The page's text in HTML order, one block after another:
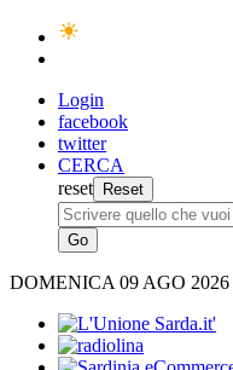
Login
facebook
twitter
CERCA
reset
DOMENICA 09 AGO 2026